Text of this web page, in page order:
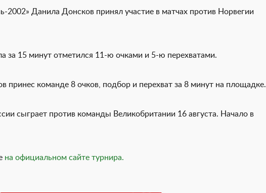
2002» Данила Донсков принял участие в матчах против Норвегии
за 15 минут отметился 11-ю очками и 5-ю перехватами.
принес команде 8 очков, подбор и перехват за 8 минут на площадке.
сыграет против команды Великобритании 16 августа. Начало в
на официальном сайте турнира.